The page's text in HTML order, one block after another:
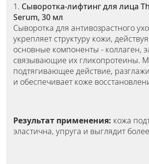
1. Сыворотка-лифтинг для лица
Serum, 30 мл
Сыворотка для антивозрастного
укрепляет структуру кожи,
основные компоненты - коллаген,
связывающие их гликопротеины.
подтягивающее действие,
и обеспечивает коже
Результат применения: кожа
эластична, упруга и выглядит